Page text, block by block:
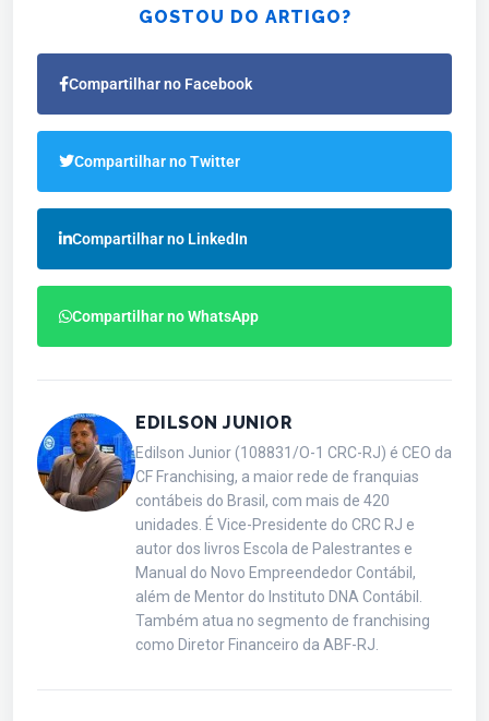
GOSTOU DO ARTIGO?
Compartilhar no Facebook
Compartilhar no Twitter
Compartilhar no LinkedIn
Compartilhar no WhatsApp
EDILSON JUNIOR
Edilson Junior (108831/O-1 CRC-RJ) é CEO da
CF Franchising, a maior rede de franquias
contábeis do Brasil, com mais de 420
unidades. É Vice-Presidente do CRC RJ e
autor dos livros Escola de Palestrantes e
Manual do Novo Empreendedor Contábil,
além de Mentor do Instituto DNA Contábil.
Também atua no segmento de franchising
como Diretor Financeiro da ABF-RJ.